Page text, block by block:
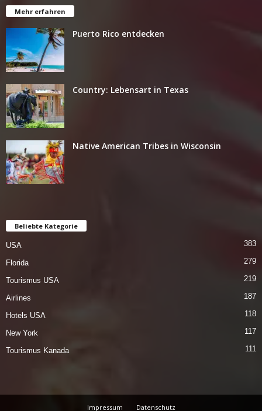
Mehr erfahren
Puerto Rico entdecken
Country: Lebensart in Texas
Native American Tribes in Wisconsin
Beliebte Kategorie
USA 383
Florida 279
Tourismus USA 219
Airlines 187
Hotels USA 118
New York 117
Tourismus Kanada 111
Impressum Datenschutz